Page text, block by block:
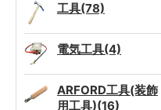
工具(78)
電気工具(4)
ARFORD工具(装飾
用工具)(16)